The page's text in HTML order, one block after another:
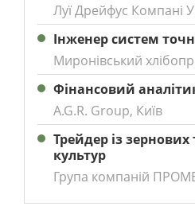
Луї Дрейфус Компані
Інженер систем
Миронівський
Фінансовий
A.G.R. Group, Київ
Трейдер із зернових
культур
Група компаній